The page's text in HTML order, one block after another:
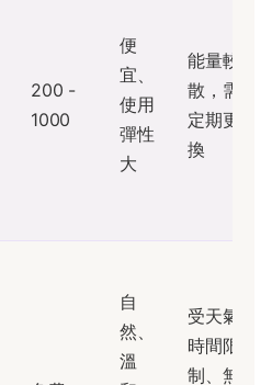
200 -
1000
便
宜、
使用
彈性
大
能量較
散，需
定期更
換
自
然、
溫
受天氣
時間限
制、無